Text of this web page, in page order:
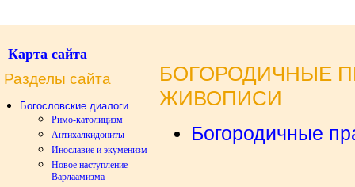
Карта сайта
Разделы сайта
Богословские диалоги
Римо-католицизм
Антихалкидониты
Инославие и экуменизм
Новое наступление
Варлаамизма
БОГОРОДИЧНЫЕ
ЖИВОПИСИ
Богородичные